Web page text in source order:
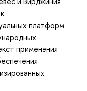
платформ
применения